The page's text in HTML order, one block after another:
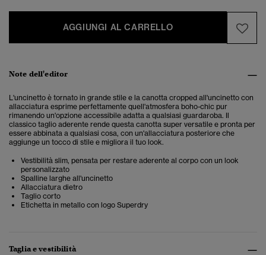
AGGIUNGI AL CARRELLO
Note dell'editor
L'uncinetto è tornato in grande stile e la canotta cropped all'uncinetto con
allacciatura esprime perfettamente quell'atmosfera boho-chic pur
rimanendo un'opzione accessibile adatta a qualsiasi guardaroba. Il
classico taglio aderente rende questa canotta super versatile e pronta per
essere abbinata a qualsiasi cosa, con un'allacciatura posteriore che
aggiunge un tocco di stile e migliora il tuo look.
Vestibilità slim, pensata per restare aderente al corpo con un look
personalizzato
Spalline larghe all'uncinetto
Allacciatura dietro
Taglio corto
Etichetta in metallo con logo Superdry
Taglia e vestibilità